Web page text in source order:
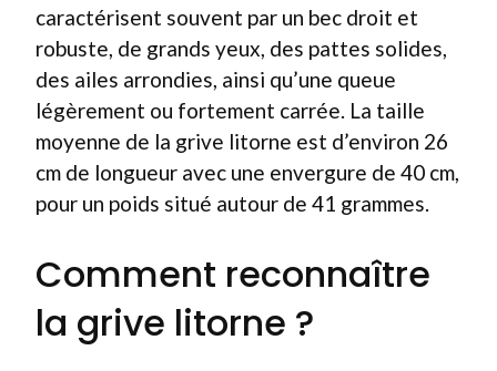
caractérisent souvent par un bec droit et
robuste, de grands yeux, des pattes solides,
des ailes arrondies, ainsi qu’une queue
légèrement ou fortement carrée. La taille
moyenne de la grive litorne est d’environ 26
cm de longueur avec une envergure de 40 cm,
pour un poids situé autour de 41 grammes.
Comment reconnaître
la grive litorne ?